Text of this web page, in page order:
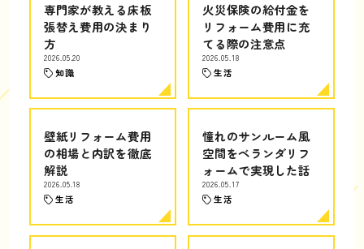
専門家が教える床板
張替え費用の決まり
方
2026.05.20
知識
火災保険の給付金を
リフォーム費用に充
てる際の注意点
2026.05.18
生活
壁紙リフォーム費用
の相場と内訳を徹底
解説
2026.05.18
生活
憧れのサンルーム風
空間をベランダリフ
ォームで実現した話
2026.05.17
生活